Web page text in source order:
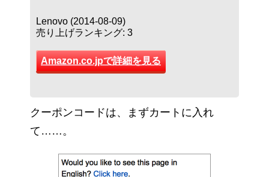
Lenovo (2014-08-09)
売り上げランキング: 3
Amazon.co.jpで詳細を見る
クーポンコードは、まずカートに入れ
て……。